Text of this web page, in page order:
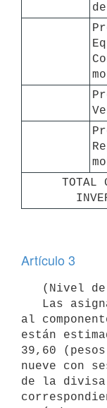
TOTAL
Artículo 3
al
están
39,60
nueve con
de la divisa